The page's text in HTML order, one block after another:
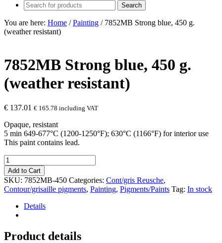
You are here: Home / Painting /7852MB Strong blue, 450 g.
(weather resistant)
7852MB Strong blue, 450 g.
(weather resistant)
€ 137.01 € 165.78 including VAT
Opaque, resistant
5 min 649-677°C (1200-1250°F); 630°C (1166°F) for interior use
This paint contains lead.
7852MB
Strong
blue,
450
g.
(weather
resistant)
Add to Cart
SKU: 7852MB-450 Categories: Cont/gris Reusche,
Contour/grisaille pigments, Painting, Pigments/Paints Tag: In stock
Details
Product details